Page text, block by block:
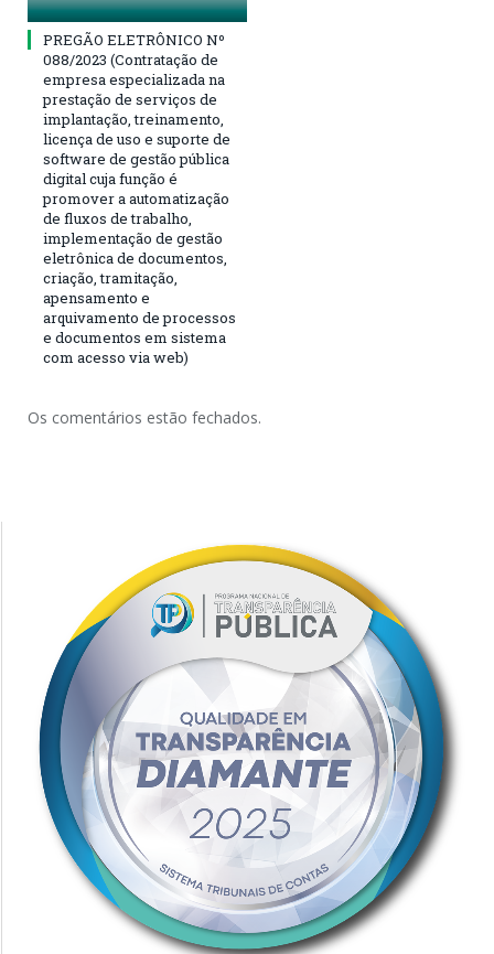
PREGÃO ELETRÔNICO Nº
088/2023 (Contratação de
empresa especializada na
prestação de serviços de
implantação, treinamento,
licença de uso e suporte de
software de gestão pública
digital cuja função é
promover a automatização
de fluxos de trabalho,
implementação de gestão
eletrônica de documentos,
criação, tramitação,
apensamento e
arquivamento de processos
e documentos em sistema
com acesso via web)
Os comentários estão fechados.